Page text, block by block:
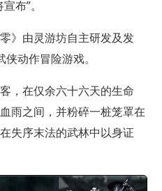
布”。
》由灵游坊自主研发及发
动作冒险游戏。
，在仅余六十六天的生命
雨之间，并粉碎一桩笼罩在
失序末法的武林中以身证